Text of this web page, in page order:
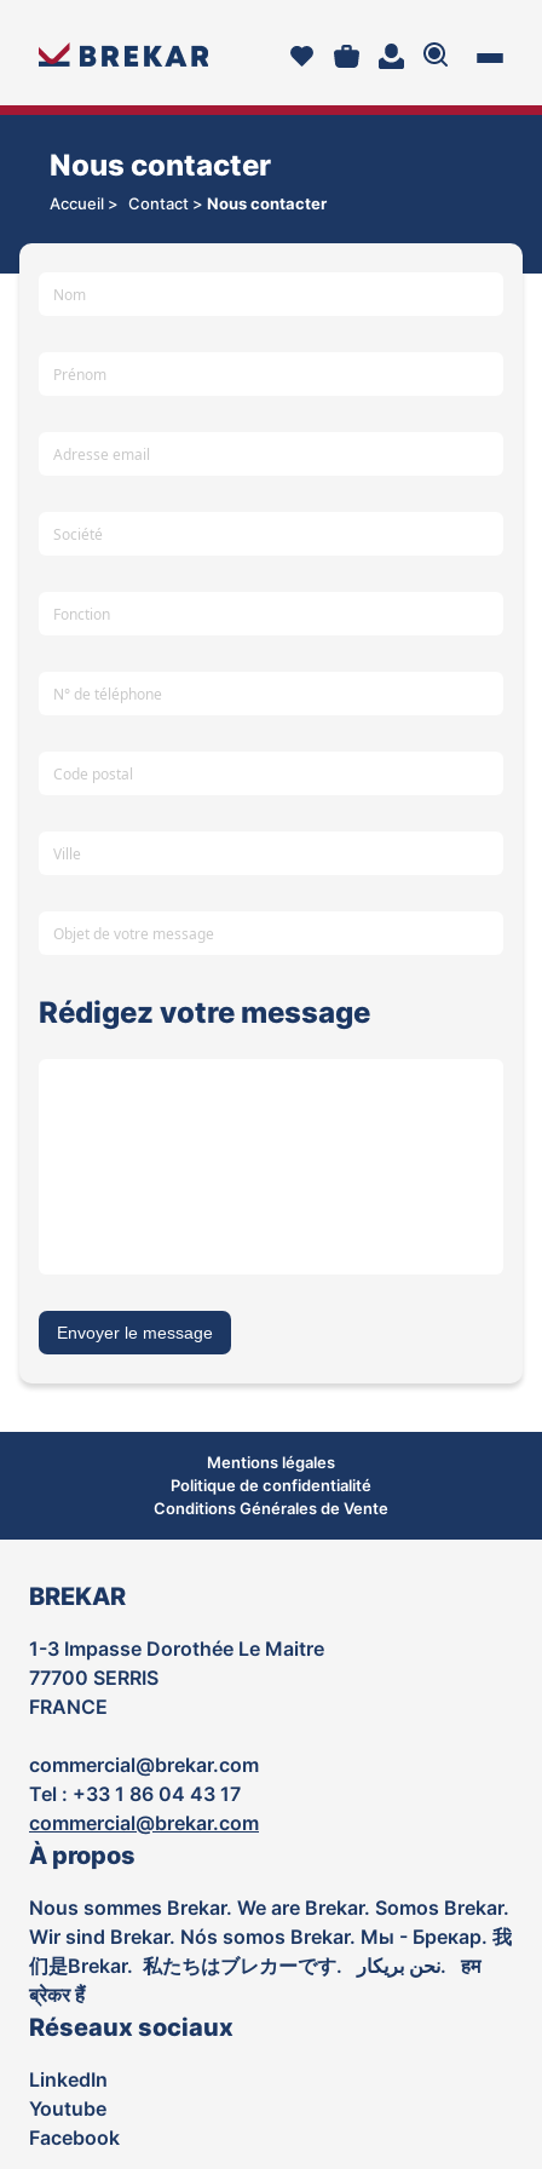
Nous contacter
Accueil > Contact > Nous contacter
Rédigez votre message
Envoyer le message
Mentions légales
Politique de confidentialité
Conditions Générales de Vente
BREKAR
1-3 Impasse Dorothée Le Maitre
77700 SERRIS
FRANCE
commercial@brekar.com
Tel : +33 1 86 04 43 17
commercial@brekar.com
À propos
Nous sommes Brekar. We are Brekar. Somos Brekar.
Wir sind Brekar. Nós somos Brekar. Мы - Брекар. 我
们是Brekar. 私たちはブレカーです. نحن بريكار. हम
ब्रेकर हैं
Réseaux sociaux
LinkedIn
Youtube
Facebook